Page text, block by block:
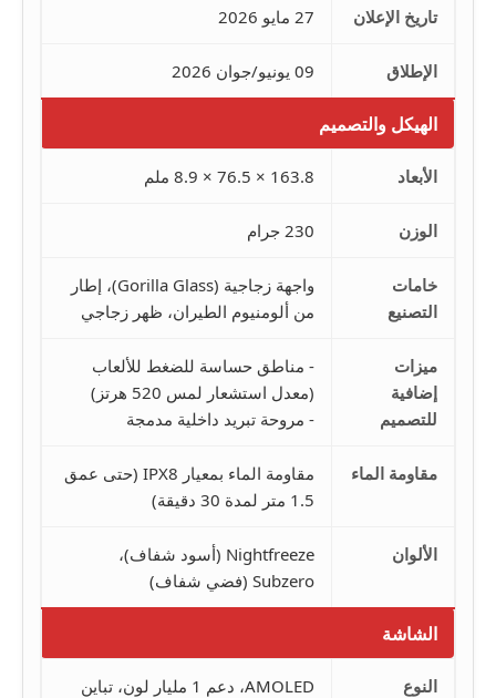
تاريخ الإعلان 27 مايو 2026
الإطلاق 09 يونيو/جوان 2026
الهيكل والتصميم
الأبعاد 163.8 × 76.5 × 8.9 ملم
الوزن 230 جرام
خامات
التصنيع
واجهة زجاجية (Gorilla Glass)، إطار
من ألومنيوم الطيران، ظهر زجاجي
ميزات
إضافية
للتصميم
- مناطق حساسة للضغط للألعاب
(معدل استشعار لمس 520 هرتز)
- مروحة تبريد داخلية مدمجة
مقاومة الماء
مقاومة الماء بمعيار IPX8 (حتى عمق
1.5 متر لمدة 30 دقيقة)
الألوان
Nightfreeze (أسود شفاف)،
Subzero (فضي شفاف)
الشاشة
النوع
AMOLED، دعم 1 مليار لون، تباين